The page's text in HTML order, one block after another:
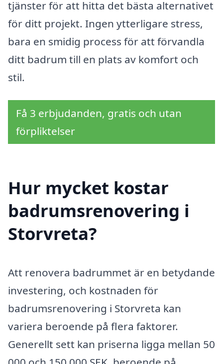
tjänster för att hitta det bästa alternativet
för ditt projekt. Ingen ytterligare stress,
bara en smidig process för att förvandla
ditt badrum till en plats av komfort och
stil.
Få 3 erbjudanden, gratis och utan
förpliktelser
Hur mycket kostar
badrumsrenovering i
Storvreta?
Att renovera badrummet är en betydande
investering, och kostnaden för
badrumsrenovering i Storvreta kan
variera beroende på flera faktorer.
Generellt sett kan priserna ligga mellan 50